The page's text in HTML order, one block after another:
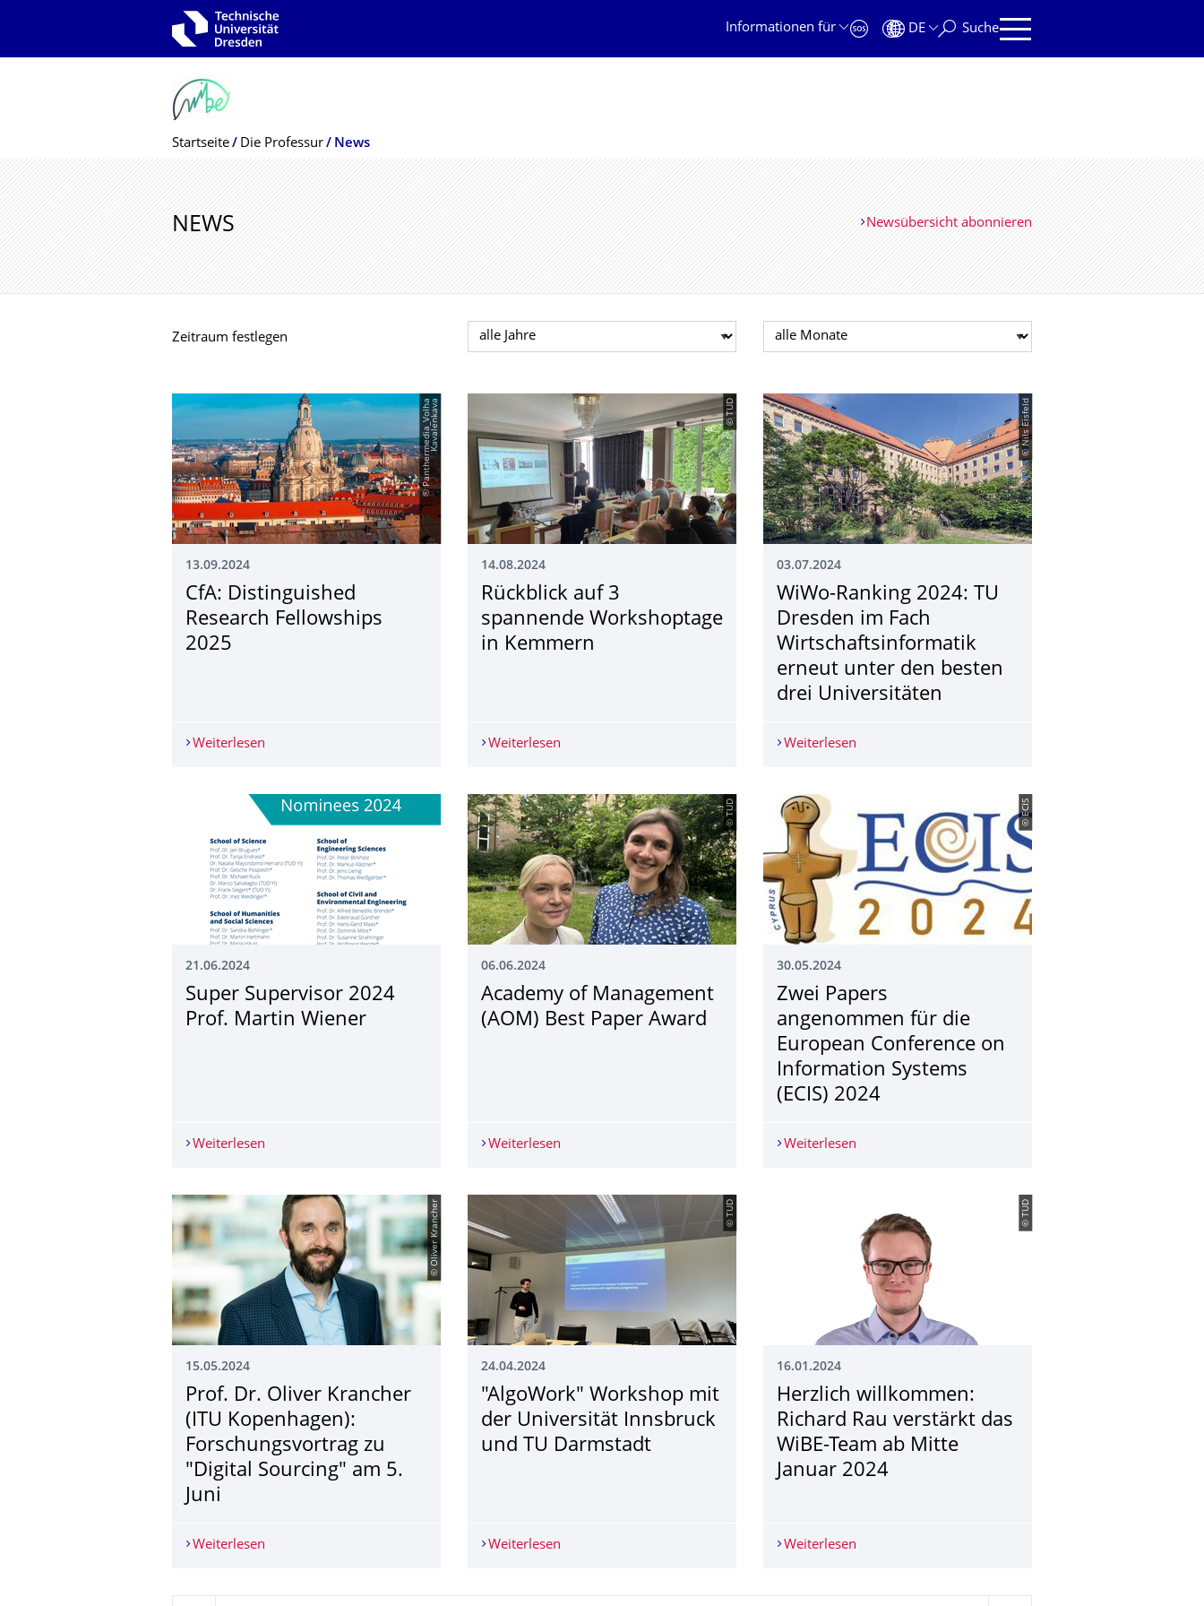
Zur Hauptnavigation springen
Informationen für
DE Suche
Breadcrumb-Menü
Startseite Die Professur News
NEWS Newsübersicht abonnieren
Zeitraum festlegen Jahr auswählen Monat auswählen
©
P
a
n
t
h
e
r
m
e
d
i
a
_
V
o
l
h
a
K
a
v
a
l
e
n
k
a
va
13.09.2024
CfA: Distinguished
Research Fellowships
2025
Weiterlesen CfA: Distinguished Research Fellowships 2025
© TUD
14.08.2024
Rückblick auf 3
spannende Workshoptage
in Kemmern
Weiterlesen Rückblick auf 3 spannende Workshoptage in Kemmern
© Nils Eisfeld
03.07.2024
WiWo-Ranking 2024: TU
Dresden im Fach
Wirtschaftsinfor­matik
erneut unter den besten
drei Universitäten
Weiterlesen
21.06.2024
Super Supervisor 2024
Prof. Martin Wiener
Weiterlesen Super Supervisor 2024 Prof. Martin Wiener
© TUD
06.06.2024
Academy of Management
(AOM) Best Paper Award
Weiterlesen Academy of Management (AOM) Best Paper Award
© ECIS
30.05.2024
Zwei Papers
angenommen für die
European Conference on
Information Systems
(ECIS) 2024
Weiterlesen
© Oliver Krancher
15.05.2024
Prof. Dr. Oliver Krancher
(ITU Kopenhagen):
Forschungsvortrag zu
"Digital Sourcing" am 5.
Juni
Weiterlesen Prof. Dr. Oliver Krancher (ITU Kopenhagen): Forschungsvortrag zu "Digital Sourcing" am 5. Juni
© TUD
24.04.2024
"AlgoWork" Workshop mit
der Universität Innsbruck
und TU Darmstadt
Weiterlesen "AlgoWork" Workshop mit der Universität Innsbruck und TU Darmstadt
© TUD
16.01.2024
Herzlich willkommen:
Richard Rau verstärkt das
WiBE-Team ab Mitte
Januar 2024
Weiterlesen